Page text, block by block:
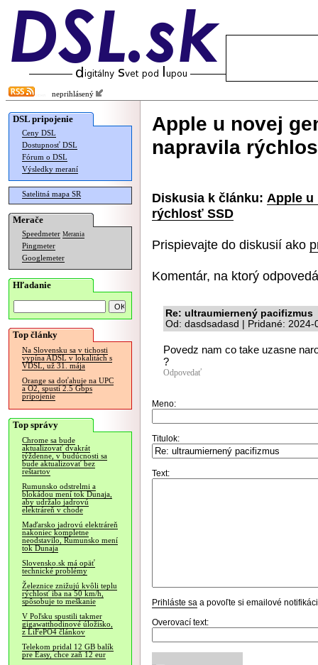
neprihlásený
DSL pripojenie
Ceny DSL
Dostupnosť DSL
Fórum o DSL
Výsledky meraní
Satelitná mapa SR
Merače
Speedmeter Merania
Pingmeter
Googlemeter
Hľadanie
Top články
Na Slovensku sa v tichosti
vypína ADSL v lokalitách s
VDSL, už 31. mája
Orange sa doťahuje na UPC
a O2, spustí 2.5 Gbps
pripojenie
Top správy
Chrome sa bude
aktualizovať dvakrát
týždenne, v budúcnosti sa
bude aktualizovať bez
reštartov
Rumunsko odstrelmi a
blokádou mení tok Dunaja,
aby udržalo jadrovú
elektráreň v chode
Maďarsko jadrovú elektráreň
nakoniec kompletne
neodstavilo, Rumunsko mení
tok Dunaja
Slovensko.sk má opäť
technické problémy
Železnice znižujú kvôli teplu
rýchlosť iba na 50 km/h,
spôsobuje to meškanie
V Poľsku spustili takmer
gigawatthodinové úložisko,
z LiFePO4 článkov
Telekom pridal 12 GB balík
pre Easy, chce zaň 12 eur
Apple u novej
napravila
Diskusia k článku: Apple u
rýchlosť SSD
Prispievajte do diskusií ako
Komentár, na ktorý
Re: ultraumiernený pacifizmus
Od: dasdsadasd | Pridané: 2024-
Povedz nam co take uzasne
?
Odpovedať
Meno:
Titulok:
Text:
Prihláste sa a povoľte si emailové
Overovací text: